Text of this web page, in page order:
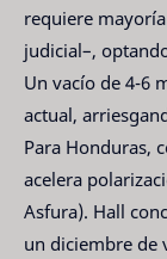
requiere
judicial–,
Un vacío de 4-6
actual,
Para Honduras,
acelera
Asfura). Hall
un diciembre de